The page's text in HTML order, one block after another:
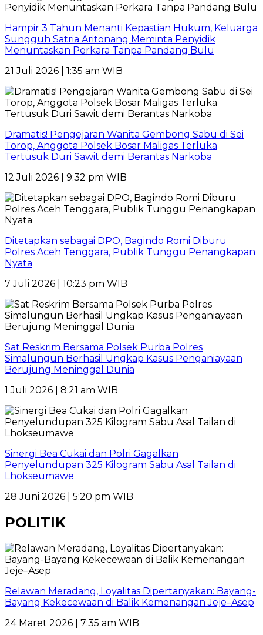
Hampir 3 Tahun Menanti Kepastian Hukum, Keluarga
Sungguh Satria Aritonang Meminta Penyidik
Menuntaskan Perkara Tanpa Pandang Bulu
21 Juli 2026 | 1:35 am WIB
Dramatis! Pengejaran Wanita Gembong Sabu di Sei
Torop, Anggota Polsek Bosar Maligas Terluka
Tertusuk Duri Sawit demi Berantas Narkoba
12 Juli 2026 | 9:32 pm WIB
Ditetapkan sebagai DPO, Bagindo Romi Diburu
Polres Aceh Tenggara, Publik Tunggu Penangkapan
Nyata
7 Juli 2026 | 10:23 pm WIB
Sat Reskrim Bersama Polsek Purba Polres
Simalungun Berhasil Ungkap Kasus Penganiayaan
Berujung Meninggal Dunia
1 Juli 2026 | 8:21 am WIB
Sinergi Bea Cukai dan Polri Gagalkan
Penyelundupan 325 Kilogram Sabu Asal Tailan di
Lhokseumawe
28 Juni 2026 | 5:20 pm WIB
POLITIK
Relawan Meradang, Loyalitas Dipertanyakan: Bayang-
Bayang Kekecewaan di Balik Kemenangan Jeje–Asep
24 Maret 2026 | 7:35 am WIB